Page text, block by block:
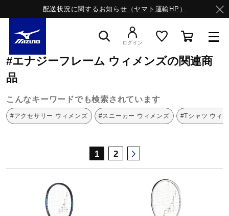
配送状況に関するお知らせ（ヤマト運輸HP）
ライフスタイルウエア
サッカー／フットサル
ログイン
ミズノ公式オンライン ウィメンズ
#エナジーフレーム ウィメンズの関連商
品
こんなキーワードでも検索されています
#アクセサリー ウィメンズ #スニーカー ウィメンズ #Tシャツ ウィ
1 2